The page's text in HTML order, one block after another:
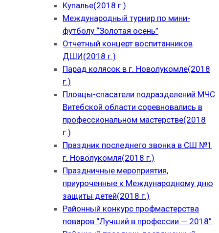
Купалье(2018 г.)
Международный турнир по мини-
футболу “Золотая осень”
Отчетный концерт воспитанников
ДШИ(2018 г.)
Парад колясок в г. Новолукомле(2018
г.)
Пловцы-спасатели подразделений МЧС
Витебской области соревновались в
профессиональном мастерстве(2018
г.)
Праздник последнего звонка в СШ №1
г. Новолукомля(2018 г.)
Праздничные мероприятия,
приуроченные к Международному дню
защиты детей(2018 г.)
Районный конкурс профмастерства
поваров “Лучший в профессии — 2018”